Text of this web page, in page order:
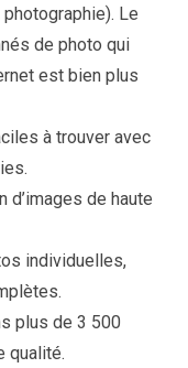
Le
de photo qui
est bien plus
à trouver avec
d’images de haute
individuelles,
plus de 3 500
qualité.